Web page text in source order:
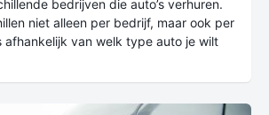
bedrijven die auto’s verhuren.
niet alleen per bedrijf, maar ook per
afhankelijk van welk type auto je wilt